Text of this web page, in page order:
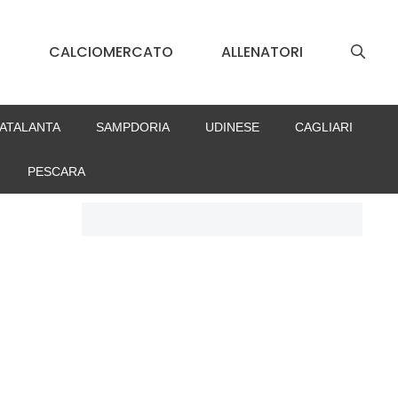
CALCIOMERCATO ALLENATORI
ATALANTA SAMPDORIA UDINESE CAGLIARI
PESCARA